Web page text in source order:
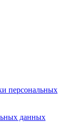
персональных
данных